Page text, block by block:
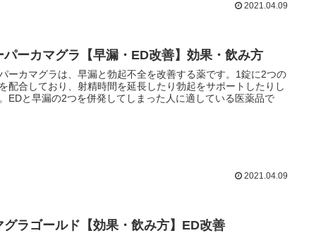
2021.04.09
パーカマグラ【早漏・ED改善】効果・飲み方
ーカマグラは、早漏と勃起不全を改善する薬です。1錠に2つの
配合しており、射精時間を延長したり勃起をサポートしたりし
EDと早漏の2つを併発してしまった人に適している医薬品で
2021.04.09
グラゴールド【効果・飲み方】ED改善